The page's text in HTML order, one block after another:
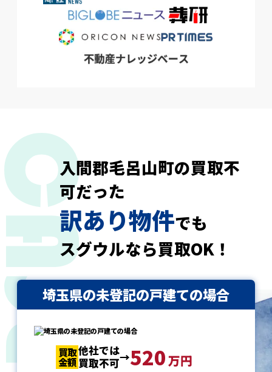
入間郡毛呂山町の買取不
可だった
訳あり物件でも
スグウルなら買取OK！
買取
金額 520
埼玉県の未登記の戸建ての場合
買取
金額
他社では
買取不可
520万円
買取
金額 520